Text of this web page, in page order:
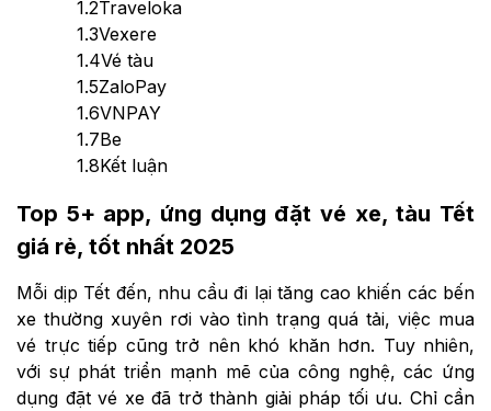
1.2Traveloka
1.3Vexere
1.4Vé tàu
1.5ZaloPay
1.6VNPAY
1.7Be
1.8Kết luận
Top 5+ app, ứng dụng đặt vé xe, tàu Tết
giá rẻ, tốt nhất 2025
Mỗi dịp Tết đến, nhu cầu đi lại tăng cao khiến các bến
xe thường xuyên rơi vào tình trạng quá tải, việc mua
vé trực tiếp cũng trở nên khó khăn hơn. Tuy nhiên,
với sự phát triển mạnh mẽ của công nghệ, các ứng
dụng đặt vé xe đã trở thành giải pháp tối ưu. Chỉ cần